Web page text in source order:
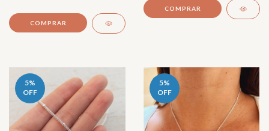
COMPRAR
COMPRAR
5%
OFF
5%
OFF